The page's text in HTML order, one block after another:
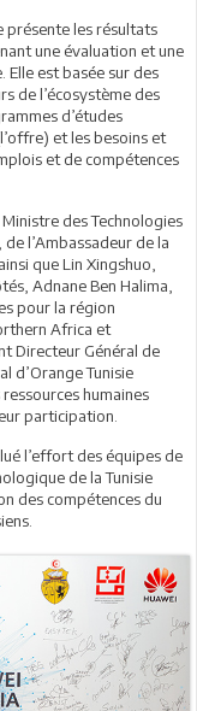
présente les résultats
une évaluation et une
est basée sur des
de l’écosystème des
d’études
et les besoins et
et de compétences
des Technologies
l’Ambassadeur de la
que Lin Xingshuo,
Adnane Ben Halima,
pour la région
Africa et
Directeur Général de
d’Orange Tunisie
humaines
participation.
l’effort des équipes de
de la Tunisie
des compétences du